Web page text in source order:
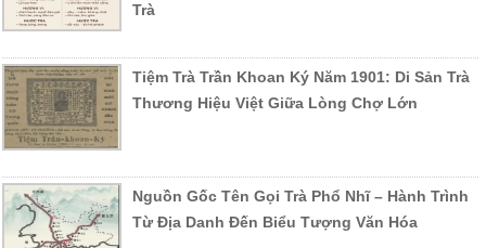
Trà
Tiệm Trà Trần Khoan Ký Năm 1901: Di Sản Trà
Thương Hiệu Việt Giữa Lòng Chợ Lớn
Nguồn Gốc Tên Gọi Trà Phổ Nhĩ – Hành Trình
Từ Địa Danh Đến Biểu Tượng Văn Hóa